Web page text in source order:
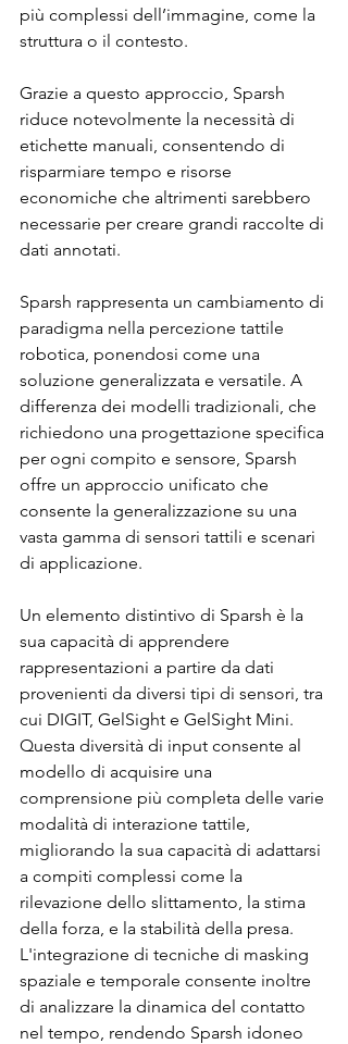
più complessi dell’immagine, come la
struttura o il contesto.
Grazie a questo approccio, Sparsh
riduce notevolmente la necessità di
etichette manuali, consentendo di
risparmiare tempo e risorse
economiche che altrimenti sarebbero
necessarie per creare grandi raccolte di
dati annotati.
Sparsh rappresenta un cambiamento di
paradigma nella percezione tattile
robotica, ponendosi come una
soluzione generalizzata e versatile. A
differenza dei modelli tradizionali, che
richiedono una progettazione specifica
per ogni compito e sensore, Sparsh
offre un approccio unificato che
consente la generalizzazione su una
vasta gamma di sensori tattili e scenari
di applicazione.
Un elemento distintivo di Sparsh è la
sua capacità di apprendere
rappresentazioni a partire da dati
provenienti da diversi tipi di sensori, tra
cui DIGIT, GelSight e GelSight Mini.
Questa diversità di input consente al
modello di acquisire una
comprensione più completa delle varie
modalità di interazione tattile,
migliorando la sua capacità di adattarsi
a compiti complessi come la
rilevazione dello slittamento, la stima
della forza, e la stabilità della presa.
L'integrazione di tecniche di masking
spaziale e temporale consente inoltre
di analizzare la dinamica del contatto
nel tempo, rendendo Sparsh idoneo